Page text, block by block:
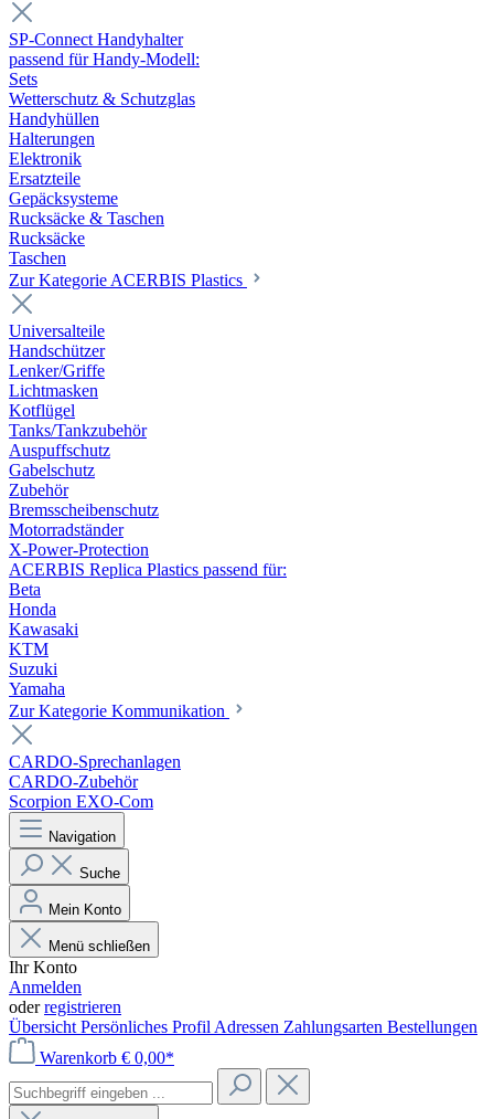
SP-Connect Handyhalter
passend für Handy-Modell:
Sets
Wetterschutz & Schutzglas
Handyhüllen
Halterungen
Elektronik
Ersatzteile
Gepäcksysteme
Rucksäcke & Taschen
Rucksäcke
Taschen
Zur Kategorie ACERBIS Plastics
Universalteile
Handschützer
Lenker/Griffe
Lichtmasken
Kotflügel
Tanks/Tankzubehör
Auspuffschutz
Gabelschutz
Zubehör
Bremsscheibenschutz
Motorradständer
X-Power-Protection
ACERBIS Replica Plastics passend für:
Beta
Honda
Kawasaki
KTM
Suzuki
Yamaha
Zur Kategorie Kommunikation
CARDO-Sprechanlagen
CARDO-Zubehör
Scorpion EXO-Com
Navigation
Suche
Mein Konto
Menü schließen
Ihr Konto
Anmelden
oderregistrieren
Übersicht Persönliches Profil Adressen Zahlungsarten Bestellungen
Warenkorb € 0,00*